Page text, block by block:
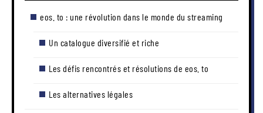
eos. to : une révolution dans le monde du streaming
Un catalogue diversifié et riche
Les défis rencontrés et résolutions de eos. to
Les alternatives légales